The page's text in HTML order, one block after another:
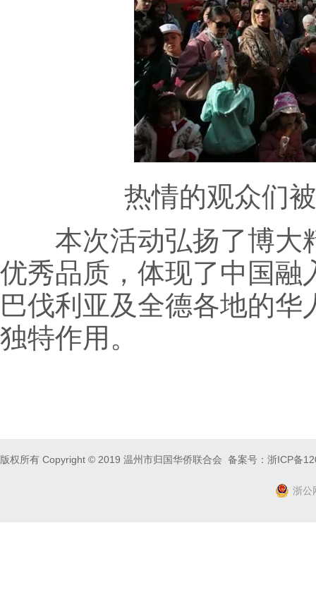
热情的观众们被
本次活动弘扬了博大
优秀品质，体现了中国融
巴伐利亚及全德各地的
独特作用。
版权所有 Copyright © 2019 温州市归国华侨联合会 备案号： 浙ICP备
浙公